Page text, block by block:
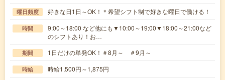
曜日頻度 好きな日1日～OK！＊希望シフト制で好きな曜日で働ける！
時間
9:00～18:00 など他にも▼10:00～19:00▼18:00～21:00など
のシフトあり！お…
期間 1日だけの単発OK！＃8月～ ＃9月～
時給 時給1,500円～1,875円